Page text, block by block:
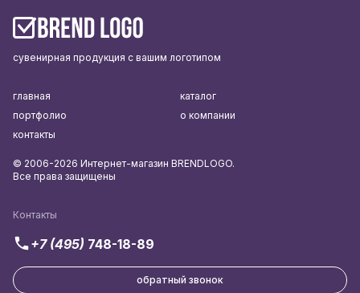
сувенирная продукция с вашим логотипом
Контакты
+7 (495) 748-18-89
обратный звонок
главная
каталог
портфолио
о компании
контакты
© 2006-2026 Интернет-магазин BRENDLOGO.
Все права защищены